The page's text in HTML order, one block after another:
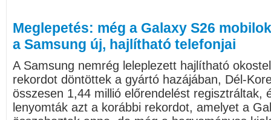
Meglepetés: még a Galaxy S26
a Samsung új, hajlítható telefonjai
A Samsung nemrég leleplezett hajlítható
rekordot döntöttek a gyártó hazájában, Dél-
összesen 1,44 millió előrendelést regisztráltak,
lenyomták azt a korábbi rekordot, amelyet a